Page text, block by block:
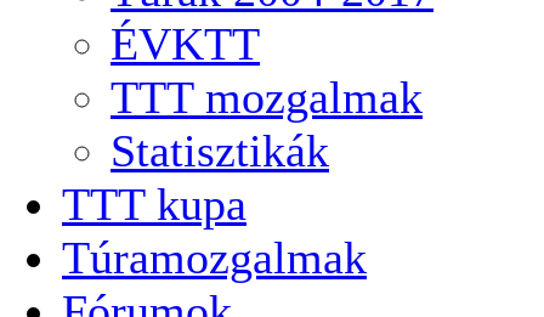
ÉVKTT
TTT mozgalmak
Statisztikák
TTT kupa
Túramozgalmak